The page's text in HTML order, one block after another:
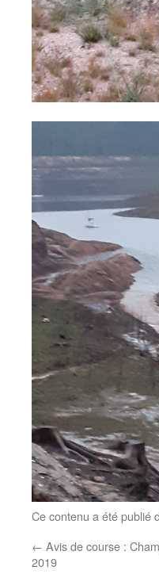
Ce contenu a été publié
← Avis de course :
2019